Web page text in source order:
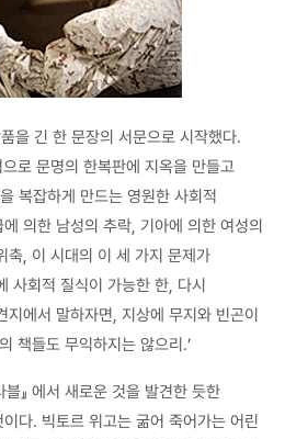
을 긴 한 문장의 서문으로 시작했다.
로 문명의 한복판에 지옥을 만들고
복잡하게 만드는 영원한 사회적
의한 남성의 추락, 기아에 의한 여성의
축, 이 시대의 이 세 가지 문제가
사회적 질식이 가능한 한, 다시
지에서 말하자면, 지상에 무지와 빈곤이
책들도 무익하지는 않으리.’
블』 에서 새로운 것을 발견한 듯한
다. 빅토르 위고는 굶어 죽어가는 어린